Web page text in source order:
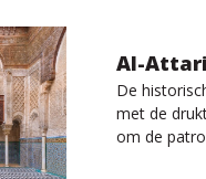
Al-
De
met de
om de